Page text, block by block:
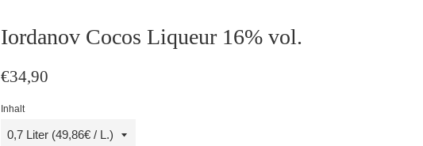
Iordanov Cocos Liqueur 16% vol.
Normaler
€34,90
Inhalt